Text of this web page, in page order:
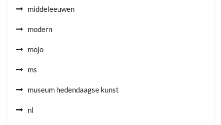
middeleeuwen
modern
mojo
ms
museum hedendaagse kunst
nl